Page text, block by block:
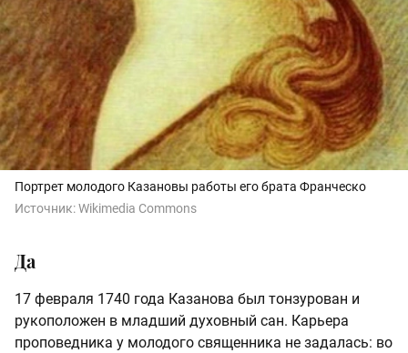
Портрет молодого Казановы работы его брата Франческо
Источник:Wikimedia Commons
Да
17 февраля 1740 года Казанова был тонзурован и
рукоположен в младший духовный сан. Карьера
проповедника у молодого священника не задалась: во